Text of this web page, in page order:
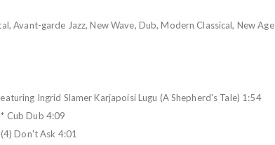
Avant-garde Jazz, New Wave, Dub, Modern Classical, New Age
Ingrid Slamer Karjapoisi Lugu (A Shepherd's Tale) 1:54
Cub Dub 4:09
Don't Ask 4:01